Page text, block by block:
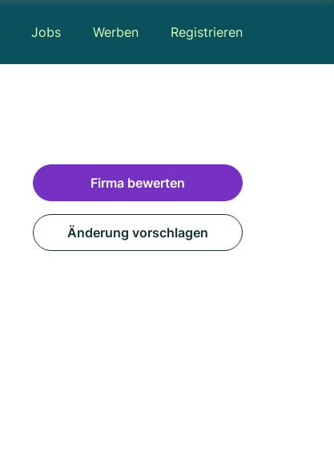
Jobs Werben Registrieren
Firma bewerten
Änderung vorschlagen